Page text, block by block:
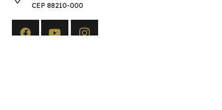
CEP 88210-000